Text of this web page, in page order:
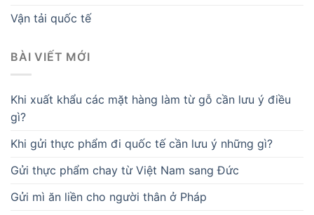
Vận tải quốc tế
BÀI VIẾT MỚI
Khi xuất khẩu các mặt hàng làm từ gỗ cần lưu ý điều
gì?
Khi gửi thực phẩm đi quốc tế cần lưu ý những gì?
Gửi thực phẩm chay từ Việt Nam sang Đức
Gửi mì ăn liền cho người thân ở Pháp